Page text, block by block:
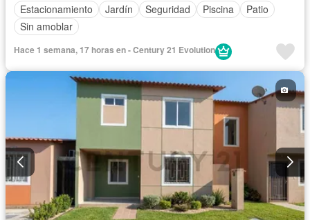
Estacionamiento
Jardín Seguridad Piscina
Patio
Sin amoblar
Hace 1 semana, 17 horas en - Century 21 Evolution